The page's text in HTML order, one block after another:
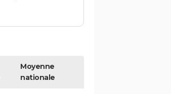
Moyenne
nationale